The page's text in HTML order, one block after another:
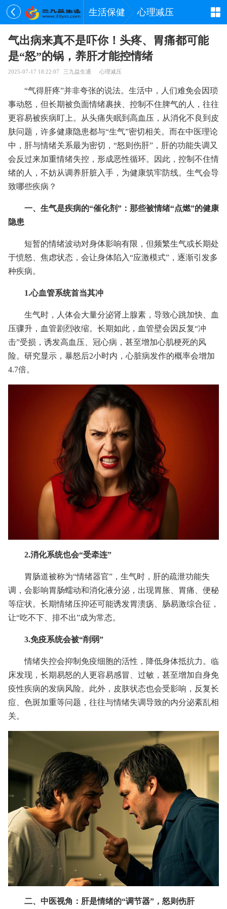
生活保健 心理减压
气出病来真不是吓你！头疼、胃痛都可能
是“怒”的锅，养肝才能控情绪
2025-07-17 18:22:07 三九益生通 心理减压
“气得肝疼”并非夸张的说法。生活中，人们难免会因琐
事动怒，但长期被负面情绪裹挟、控制不住脾气的人，往往
更容易被疾病盯上。从头痛失眠到高血压，从消化不良到皮
肤问题，许多健康隐患都与“生气”密切相关。而在中医理论
中，肝与情绪关系最为密切，“怒则伤肝”，肝的功能失调又
会反过来加重情绪失控，形成恶性循环。因此，控制不住情
绪的人，不妨从调养肝脏入手，为健康筑牢防线。生气会导
致哪些疾病？
一、生气是疾病的“催化剂”：那些被情绪“点燃”的健康
隐患
短暂的情绪波动对身体影响有限，但频繁生气或长期处
于愤怒、焦虑状态，会让身体陷入“应激模式”，逐渐引发多
种疾病。
1.心血管系统首当其冲
生气时，人体会大量分泌肾上腺素，导致心跳加快、血
压骤升，血管剧烈收缩。长期如此，血管壁会因反复“冲
击”受损，诱发高血压、冠心病，甚至增加心肌梗死的风
险。研究显示，暴怒后2小时内，心脏病发作的概率会增加
4.7倍。
2.消化系统也会“受牵连”
胃肠道被称为“情绪器官”，生气时，肝的疏泄功能失
调，会影响胃肠蠕动和消化液分泌，出现胃胀、胃痛、便秘
等症状。长期情绪压抑还可能诱发胃溃疡、肠易激综合征，
让“吃不下、排不出”成为常态。
3.免疫系统会被“削弱”
情绪失控会抑制免疫细胞的活性，降低身体抵抗力。临
床发现，长期易怒的人更容易感冒、过敏，甚至增加自身免
疫性疾病的发病风险。此外，皮肤状态也会受影响，反复长
痘、色斑加重等问题，往往与情绪失调导致的内分泌紊乱相
关。
二、中医视角：肝是情绪的“调节器”，怒则伤肝